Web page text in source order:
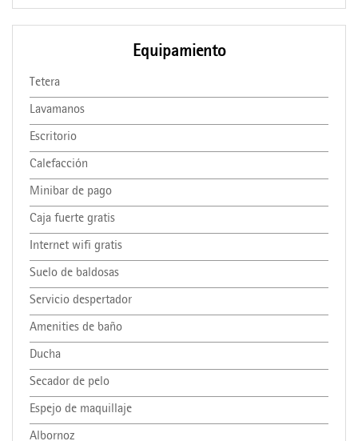
Equipamiento
Tetera
Lavamanos
Escritorio
Calefacción
Minibar de pago
Caja fuerte gratis
Internet wifi gratis
Suelo de baldosas
Servicio despertador
Amenities de baño
Ducha
Secador de pelo
Espejo de maquillaje
Albornoz